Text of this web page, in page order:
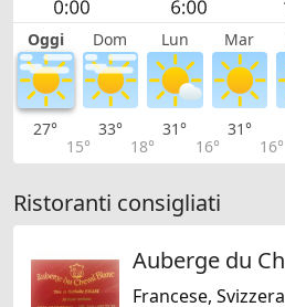
Oggi Dom Lun Mar
27°
15°
33°
18°
31°
16°
31°
16°
Ristoranti consigliati
Francese, Svizzera